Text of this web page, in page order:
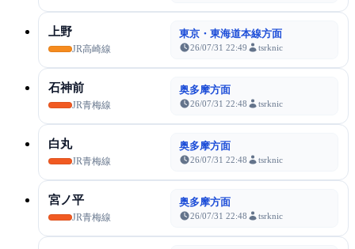
上野
JR高崎線
東京・東海道本線方面
26/07/31 22:49 tsrknic
石神前
JR青梅線
奥多摩方面
26/07/31 22:48 tsrknic
白丸
JR青梅線
奥多摩方面
26/07/31 22:48 tsrknic
宮ノ平
JR青梅線
奥多摩方面
26/07/31 22:48 tsrknic